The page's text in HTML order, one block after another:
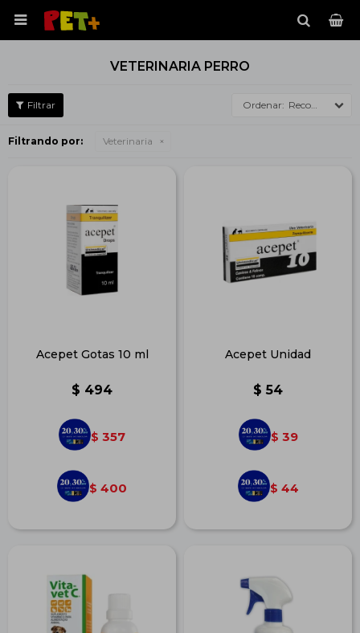

VETERINARIA PERRO
Recomendados
Filtrando por: Veterinaria
Acepet Gotas 10 ml
$ 494
$ 357
$ 400
Acepet Unidad
$ 54
$ 39
$ 44